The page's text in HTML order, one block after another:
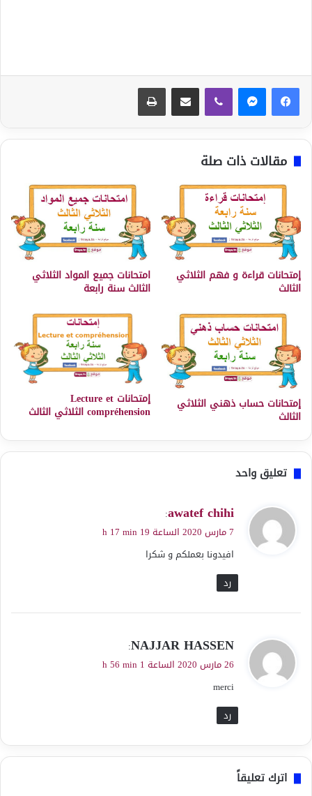
مقالات ذات صلة
إمتحانات قراءة و فهم الثلاثي
الثالث
امتحانات جميع المواد الثلاثي
الثالث سنة رابعة
إمتحانات حساب ذهني الثلاثي
الثالث
إمتحانات Lecture et
compréhension الثلاثي الثالث
تعليق واحد
ي
ق
ل
awatef chihi
:
7 مارس 2020 الساعة 19 h 17 min
افيدونا بعملكم و شكرا
رد
ي
ق
ل
NAJJAR HASSEN
:
26 مارس 2020 الساعة 1 h 56 min
merci
رد
اترك تعليقاً